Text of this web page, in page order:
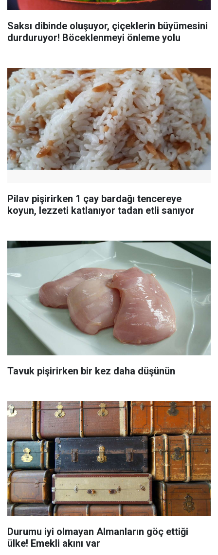
Saksı dibinde oluşuyor, çiçeklerin büyümesini
durduruyor! Böceklenmeyi önleme yolu
Pilav pişirirken 1 çay bardağı tencereye
koyun, lezzeti katlanıyor tadan etli sanıyor
Tavuk pişirirken bir kez daha düşünün
Durumu iyi olmayan Almanların göç ettiği
ülke! Emekli akını var